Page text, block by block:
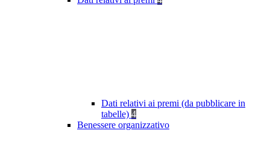
Dati relativi ai premi (da pubblicare in
tabelle) 4
Benessere organizzativo